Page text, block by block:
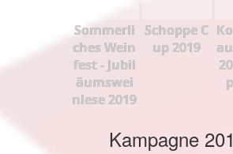
Sommerli
ches Wein
fest - Jubil
äumswei
nlese 2019
Schoppe C
up 2019
Kampagne